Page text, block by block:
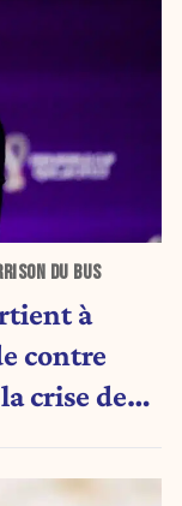
DU BUS
à
contre
crise de